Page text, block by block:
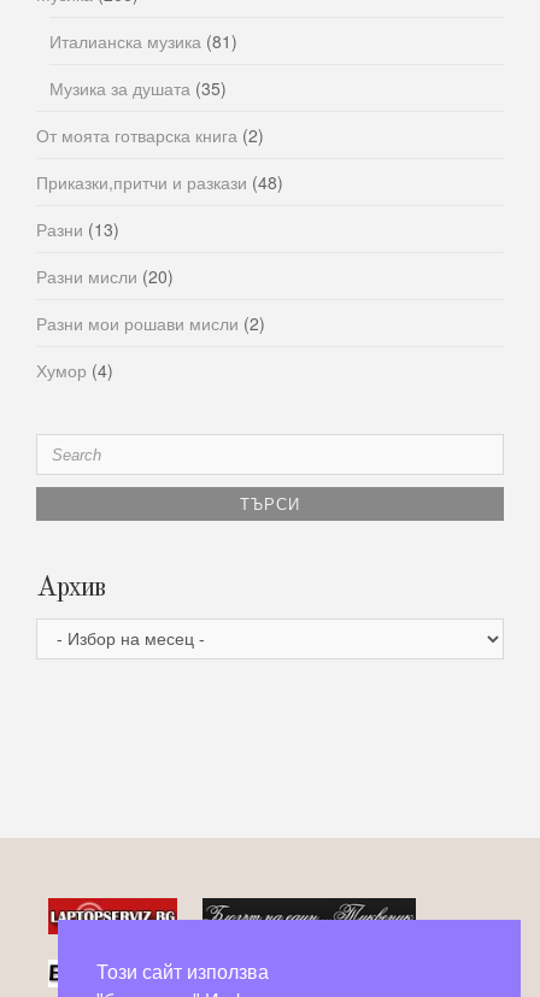
Италианска музика (81)
Музика за душата (35)
От моята готварска книга (2)
Приказки,притчи и разкази (48)
Разни (13)
Разни мисли (20)
Разни мои рошави мисли (2)
Хумор (4)
Search
for:
Архив
Архив
Този сайт използва